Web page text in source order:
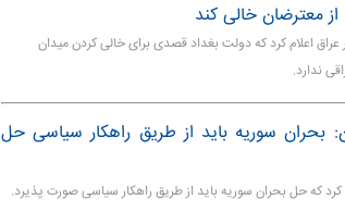
از معترضان خالی کند
اعلام کرد که دولت بغداد قصدی برای خالی کردن میدان
ندارد.
بحران سوریه باید از طریق راهکار سیاسی حل
کرد که حل بحران سوریه باید از طریق راهکار سیاسی صورت پذیرد.